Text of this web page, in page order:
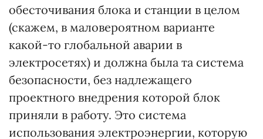
обесточивания блока и станции в целом
(скажем, в маловероятном варианте
какой-то глобальной аварии в
электросетях) и должна была та система
безопасности, без надлежащего
проектного внедрения которой блок
приняли в работу. Это система
использования электроэнергии, которую